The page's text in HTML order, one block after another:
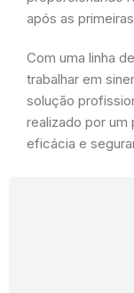
após as
Com uma linha
trabalhar em
solução
realizado por um
eficácia e